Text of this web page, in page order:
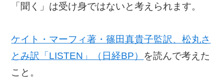
「聞く」は受け身ではないと考えられます。
ケイト・マーフィ著・篠田真貴子監訳、松丸さ
とみ訳「LISTEN」（日経BP） を読んで考えた
こと。